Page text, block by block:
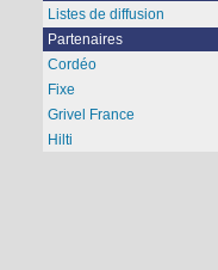
Listes de diffusion
Partenaires
Cordéo
Fixe
Grivel France
Hilti